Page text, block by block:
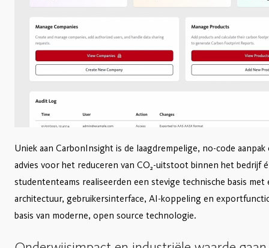
Uniek aan CarbonInsight is de laagdrempelige, no-code
advies voor het reduceren van CO₂-uitstoot binnen het bedrijf
studententeams realiseerden een stevige technische basis met
architectuur, gebruikersinterface, AI-koppeling en
basis van moderne, open source technologie.